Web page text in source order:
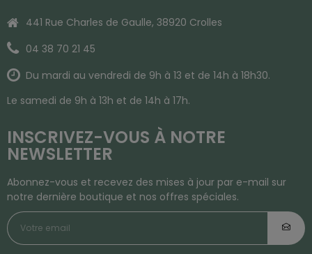
441 Rue Charles de Gaulle, 38920 Crolles
04 38 70 21 45
Du mardi au vendredi de 9h à 13 et de 14h à 18h30.
Le samedi de 9h à 13h et de 14h à 17h.
INSCRIVEZ-VOUS À NOTRE
NEWSLETTER
Abonnez-vous et recevez des mises à jour par e-mail sur
notre dernière boutique et nos offres spéciales.